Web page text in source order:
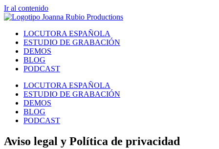
Ir al contenido
LOCUTORA ESPAÑOLA
ESTUDIO DE GRABACIÓN
DEMOS
BLOG
PODCAST
LOCUTORA ESPAÑOLA
ESTUDIO DE GRABACIÓN
DEMOS
BLOG
PODCAST
Aviso legal y Política de privacidad